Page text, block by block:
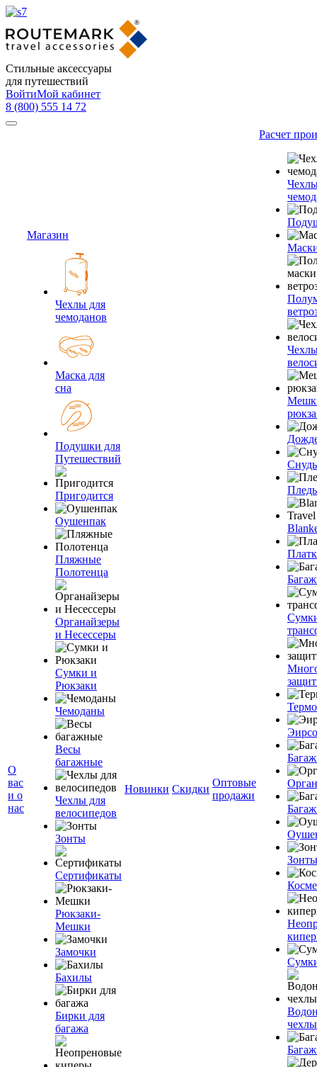
Стильные аксессуары
для путешествий
ВойтиМой кабинет
8 (800) 555 14 72
О
вас
и о
нас
Магазин
Чехлы для
чемоданов
Маска для
сна
Подушки для
Путешествий
Пригодится
Оушенпак
Пляжные
Полотенца
Органайзеры
и Несессеры
Сумки и
Рюкзаки
Чемоданы
Весы
багажные
Чехлы для
велосипедов
Зонты
Сертификаты
Рюкзаки-
Мешки
Замочки
Бахилы
Бирки для
багажа
Новинки Скидки
Оптовые
продажи
Расчет
Зонты